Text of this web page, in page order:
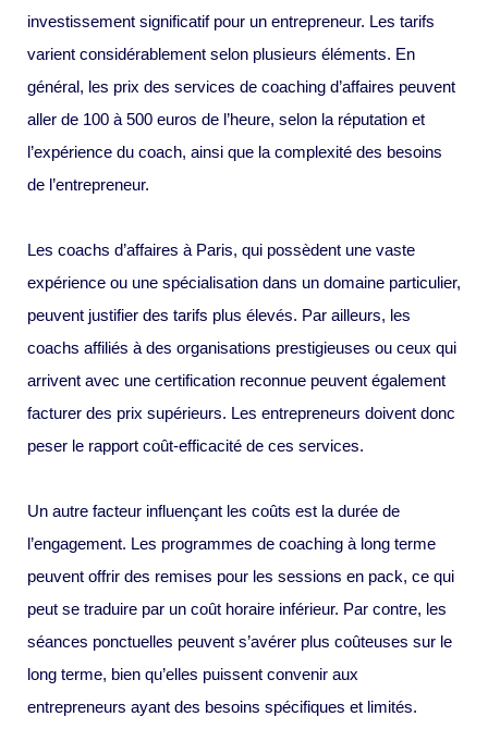
investissement significatif pour un entrepreneur. Les tarifs
varient considérablement selon plusieurs éléments. En
général, les prix des services de coaching d’affaires peuvent
aller de 100 à 500 euros de l’heure, selon la réputation et
l’expérience du coach, ainsi que la complexité des besoins
de l’entrepreneur.
Les coachs d’affaires à Paris, qui possèdent une vaste
expérience ou une spécialisation dans un domaine particulier,
peuvent justifier des tarifs plus élevés. Par ailleurs, les
coachs affiliés à des organisations prestigieuses ou ceux qui
arrivent avec une certification reconnue peuvent également
facturer des prix supérieurs. Les entrepreneurs doivent donc
peser le rapport coût-efficacité de ces services.
Un autre facteur influençant les coûts est la durée de
l’engagement. Les programmes de coaching à long terme
peuvent offrir des remises pour les sessions en pack, ce qui
peut se traduire par un coût horaire inférieur. Par contre, les
séances ponctuelles peuvent s’avérer plus coûteuses sur le
long terme, bien qu’elles puissent convenir aux
entrepreneurs ayant des besoins spécifiques et limités.